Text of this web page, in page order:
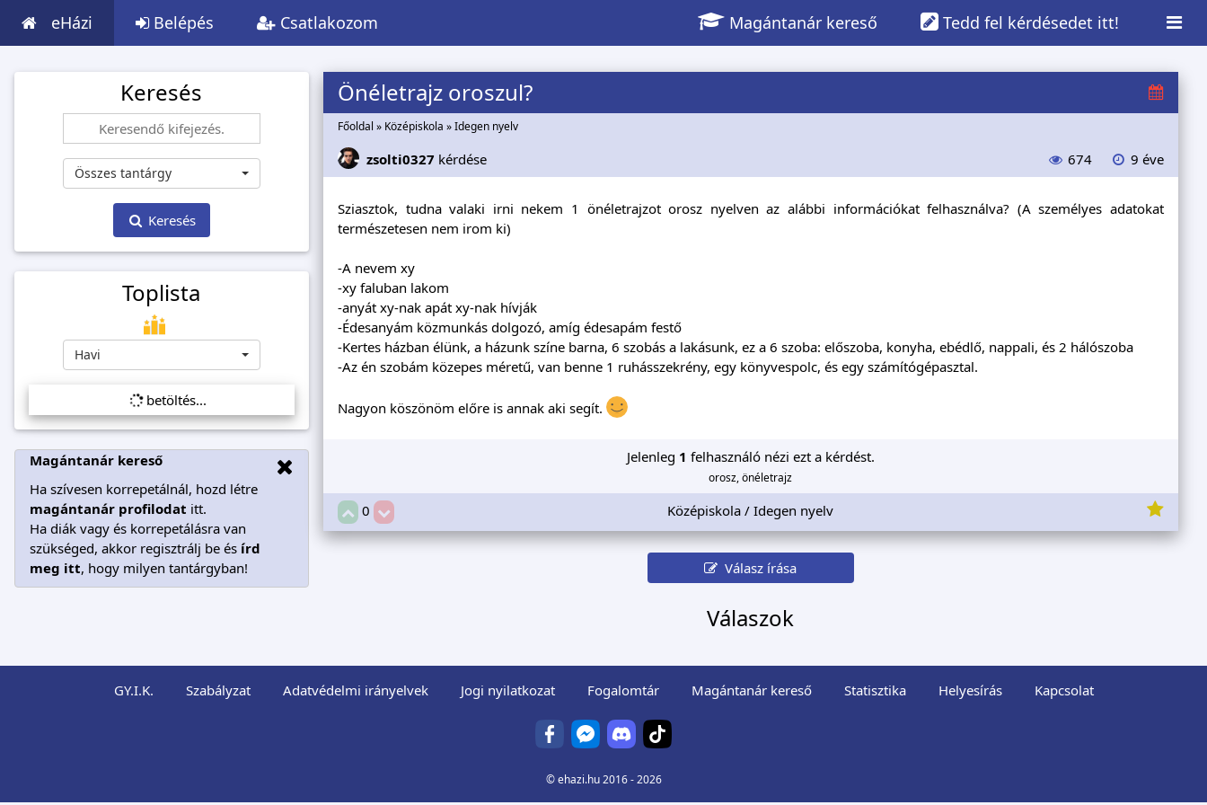
eHázi Belépés Csatlakozom Tedd fel kérdésedet itt!
Magántanár kereső
Keresés
Összes tantárgy
Keresés
Toplista
Havi
betöltés...
Magántanár kereső
Ha szívesen korrepetálnál, hozd létre
magántanár profilodat itt.
Ha diák vagy és korrepetálásra van
szükséged, akkor regisztrálj be és írd
meg itt, hogy milyen tantárgyban!
Önéletrajz oroszul?
Főoldal » Középiskola »Idegen nyelv
zsolti0327 kérdése 674 9 éve
Sziasztok, tudna valaki irni nekem 1 önéletrajzot orosz nyelven az alábbi információkat felhasználva? (A személyes adatokat
természetesen nem irom ki)
-A nevem xy
-xy faluban lakom
-anyát xy-nak apát xy-nak hívják
-Édesanyám közmunkás dolgozó, amíg édesapám festő
-Kertes házban élünk, a házunk színe barna, 6 szobás a lakásunk, ez a 6 szoba: előszoba, konyha, ebédlő, nappali, és 2 hálószoba
-Az én szobám közepes méretű, van benne 1 ruhásszekrény, egy könyvespolc, és egy számítógépasztal.
Nagyon köszönöm előre is annak aki segít.
Jelenleg 1 felhasználó nézi ezt a kérdést.
orosz, önéletrajz
0 Középiskola / Idegen nyelv
Válasz írása
Válaszok
GY.I.K. Szabályzat Adatvédelmi irányelvek Jogi nyilatkozat Fogalomtár Magántanár kereső Statisztika Helyesírás Kapcsolat
©ehazi.hu2016 - 2026